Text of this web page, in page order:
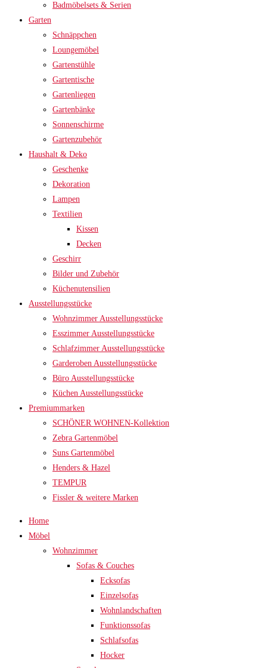
Badmöbelsets & Serien
Garten
Schnäppchen
Loungemöbel
Gartenstühle
Gartentische
Gartenliegen
Gartenbänke
Sonnenschirme
Gartenzubehör
Haushalt & Deko
Geschenke
Dekoration
Lampen
Textilien
Kissen
Decken
Geschirr
Bilder und Zubehör
Küchenutensilien
Ausstellungsstücke
Wohnzimmer Ausstellungsstücke
Esszimmer Ausstellungsstücke
Schlafzimmer Ausstellungsstücke
Garderoben Ausstellungsstücke
Büro Ausstellungsstücke
Küchen Ausstellungsstücke
Premiummarken
SCHÖNER WOHNEN-Kollektion
Zebra Gartenmöbel
Suns Gartenmöbel
Henders & Hazel
TEMPUR
Fissler & weitere Marken
Home
Möbel
Wohnzimmer
Sofas & Couches
Ecksofas
Einzelsofas
Wohnlandschaften
Funktionssofas
Schlafsofas
Hocker